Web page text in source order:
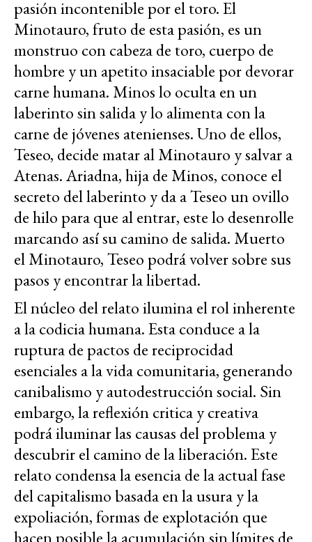
pasión incontenible por el toro. El
Minotauro, fruto de esta pasión, es un
monstruo con cabeza de toro, cuerpo de
hombre y un apetito insaciable por devorar
carne humana. Minos lo oculta en un
laberinto sin salida y lo alimenta con la
carne de jóvenes atenienses. Uno de ellos,
Teseo, decide matar al Minotauro y salvar a
Atenas. Ariadna, hija de Minos, conoce el
secreto del laberinto y da a Teseo un ovillo
de hilo para que al entrar, este lo desenrolle
marcando así su camino de salida. Muerto
el Minotauro, Teseo podrá volver sobre sus
pasos y encontrar la libertad.
El núcleo del relato ilumina el rol inherente
a la codicia humana. Esta conduce a la
ruptura de pactos de reciprocidad
esenciales a la vida comunitaria, generando
canibalismo y autodestrucción social. Sin
embargo, la reflexión critica y creativa
podrá iluminar las causas del problema y
descubrir el camino de la liberación. Este
relato condensa la esencia de la actual fase
del capitalismo basada en la usura y la
expoliación, formas de explotación que
hacen posible la acumulación sin límites de